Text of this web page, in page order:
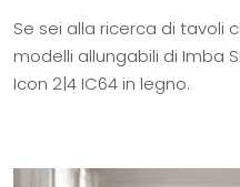
Se sei alla ricerca di tavoli
modelli allungabili di Imba
Icon 2|4 IC64 in legno.